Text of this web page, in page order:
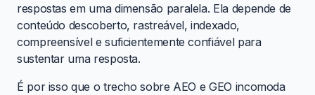
respostas em uma dimensão paralela. Ela depende de
conteúdo descoberto, rastreável, indexado,
compreensível e suficientemente confiável para
sustentar uma resposta.
É por isso que o trecho sobre AEO e GEO incomoda